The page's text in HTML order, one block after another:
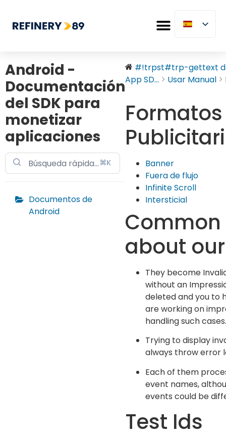
Android -
Documentación
del SDK para
monetizar
aplicaciones
⌘K
Documentos de
Android
#!trpst#trp-gettext
App SD...
Usar Manual
Formatos
Banner
Fuera de flujo
Infinite Scroll
Intersticial
about
They become
without an
deleted and you to
are working on
handling such cases.
Trying to display
always throw error
Each of them
event names,
events could be
Test Ids